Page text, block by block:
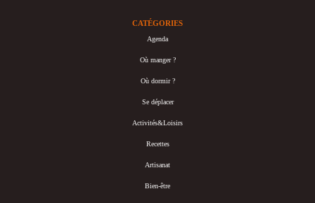
CATÉGORIES
Agenda
Où manger ?
Où dormir ?
Se déplacer
Activités&Loisirs
Recettes
Artisanat
Bien-être